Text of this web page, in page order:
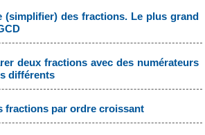
(simplifier) des fractions. Le plus grand
deux fractions avec des numérateurs
différents
fractions par ordre croissant